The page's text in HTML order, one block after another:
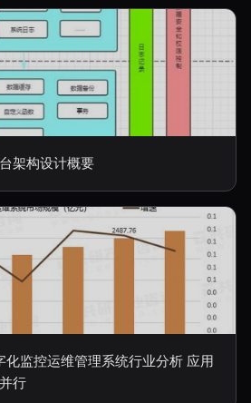
架构设计概要
监控运维管理系统行业分析 应用
行